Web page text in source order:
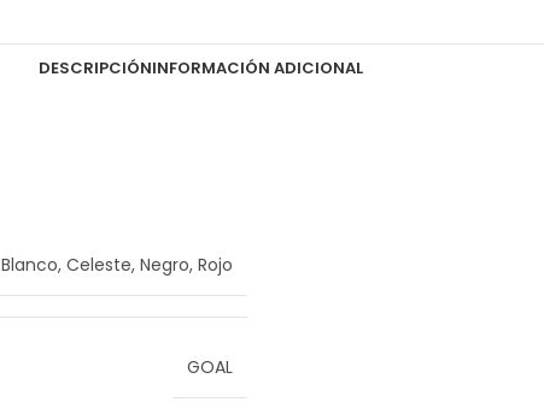
DESCRIPCIÓNINFORMACIÓN ADICIONAL
Blanco, Celeste, Negro, Rojo
GOAL